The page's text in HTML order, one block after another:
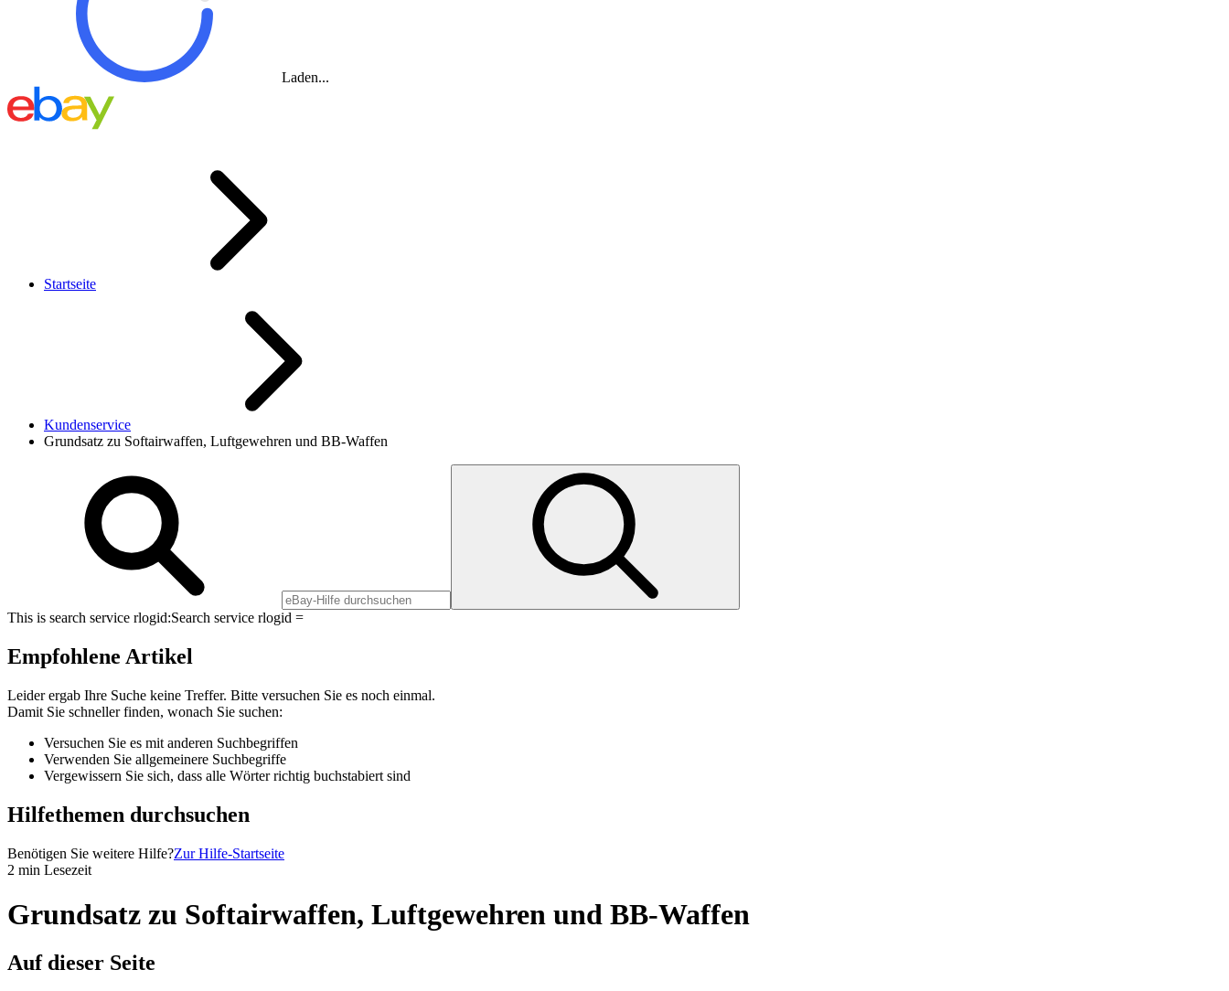
Laden...
Startseite
Kundenservice
Grundsatz zu Softairwaffen, Luftgewehren und BB-Waffen
This is search service rlogid:Search service rlogid =
Empfohlene Artikel
Leider ergab Ihre Suche keine Treffer. Bitte versuchen Sie es noch einmal.
Damit Sie schneller finden, wonach Sie suchen:
Versuchen Sie es mit anderen Suchbegriffen
Verwenden Sie allgemeinere Suchbegriffe
Vergewissern Sie sich, dass alle Wörter richtig buchstabiert sind
Hilfethemen durchsuchen
Benötigen Sie weitere Hilfe?Zur Hilfe-Startseite
2 min Lesezeit
Grundsatz zu Softairwaffen, Luftgewehren und BB-Waffen
Auf dieser Seite